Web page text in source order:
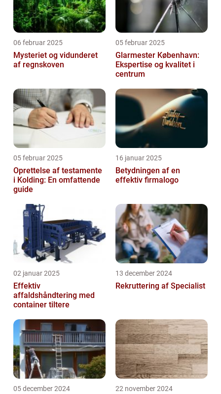
06 februar 2025
Mysteriet og vidunderet
af regnskoven
05 februar 2025
Glarmester København:
Ekspertise og kvalitet i
centrum
05 februar 2025
Oprettelse af testamente
i Kolding: En omfattende
guide
16 januar 2025
Betydningen af en
effektiv firmalogo
02 januar 2025
Effektiv
affaldshåndtering med
container tiltere
13 december 2024
Rekruttering af Specialist
05 december 2024 22 november 2024